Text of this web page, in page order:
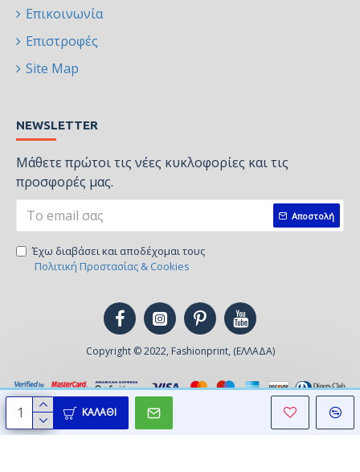
ΚΑΛΆΘΙ
Επικοινωνία
Επιστροφές
Site Map
NEWSLETTER
Μάθετε πρώτοι τις νέες κυκλοφορίες και τις
προσφορές μας.
Αποστολή
Έχω διαβάσει και αποδέχομαι τους
Πολιτική Προστασίας & Cookies
Copyright © 2022, Fashionprint, (ΕΛΛΑΔΑ)